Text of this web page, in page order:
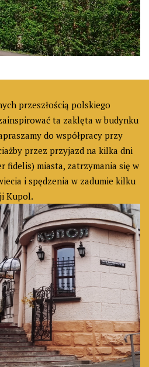
przeszłością polskiego
ta zaklęta w budynku
do współpracy przy
przez przyjazd na kilka dni
fidelis) miasta, zatrzymania się w
i spędzenia w zadumie kilku
Kupol.